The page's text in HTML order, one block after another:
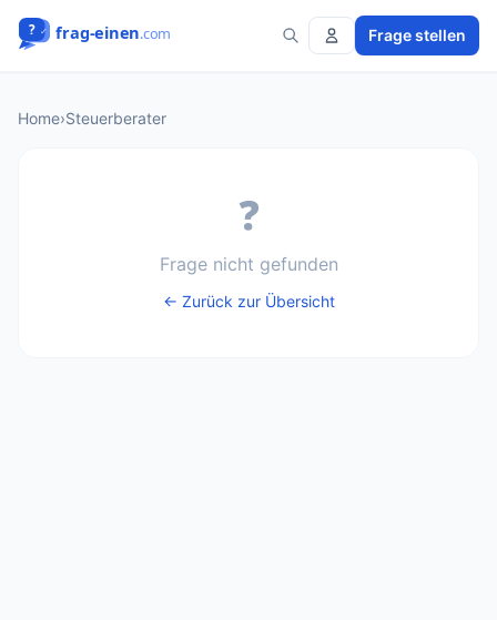
Frage stellen
Home›Steuerberater
❓
Frage nicht gefunden
← Zurück zur Übersicht